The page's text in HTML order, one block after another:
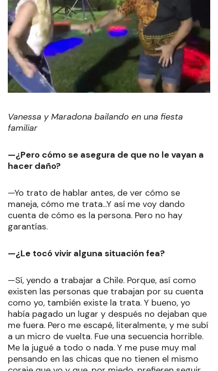
Vanessa y Maradona bailando en una fiesta
familiar
—¿Pero cómo se asegura de que no le vayan a
hacer daño?
—Yo trato de hablar antes, de ver cómo se
maneja, cómo me trata...Y así me voy dando
cuenta de cómo es la persona. Pero no hay
garantías.
—¿Le tocó vivir alguna situación fea?
—Sí, yendo a trabajar a Chile. Porque, así como
existen las personas que trabajan por su cuenta
como yo, también existe la trata. Y bueno, yo
había pagado un lugar y después no dejaban que
me fuera. Pero me escapé, literalmente, y me subí
a un micro de vuelta. Fue una secuencia horrible.
Me la jugué a todo o nada. Y me puse muy mal
pensando en las chicas que no tienen el mismo